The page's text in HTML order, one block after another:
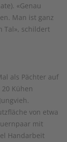
«Genau
Man ist ganz
Tal», schildert
als Pächter auf
Kühen
von etwa
mit
Handarbeit